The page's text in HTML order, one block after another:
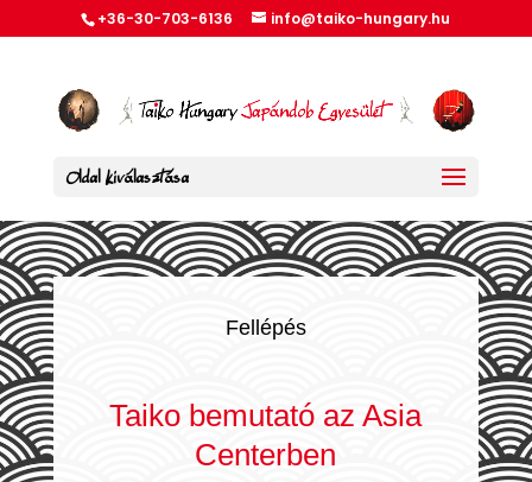
+36-30-703-6136 info@taiko-hungary.hu
Oldal kiválasztása
Fellépés
Taiko bemutató az Asia
Centerben